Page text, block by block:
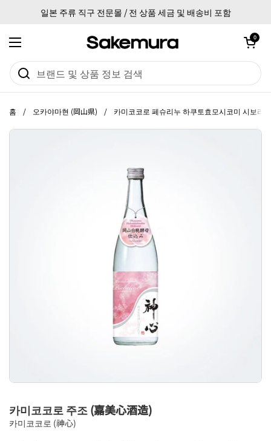
일본 주류 직구 전문몰 / 전 상품 세금 및 배송비 포함
메뉴 열기
카트 열기
0
홈 / 오카야마현 (岡山県) / 카미코코로 페슈리누 하쿠토효모시코미 시보리
카미코코로 주조 (嘉美心酒造)
카미코코로 (神心)